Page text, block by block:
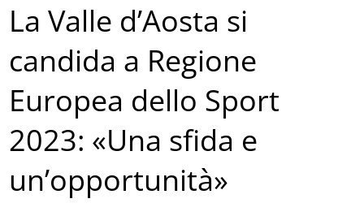
La Valle d’Aosta si
candida a Regione
Europea dello Sport
2023: «Una sfida e
un’opportunità»